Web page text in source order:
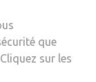
que
sur les